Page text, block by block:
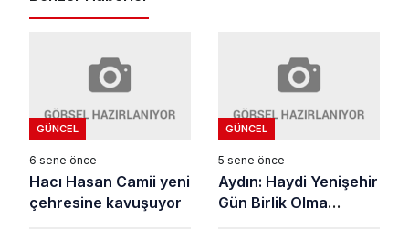
GÜNCEL
6 sene önce
Hacı Hasan Camii yeni
çehresine kavuşuyor
GÜNCEL
5 sene önce
Aydın: Haydi Yenişehir
Gün Birlik Olma